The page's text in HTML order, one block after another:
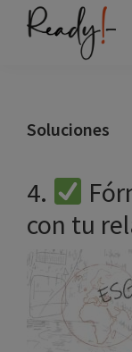
Saltar
Saltar
principal
visibilidad
marca
en
internet
sector
industria
Soluciones
4.
con tu